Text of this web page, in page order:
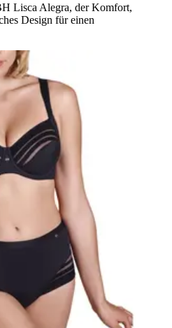
Lisca Alegra, der Komfort,
Design für einen